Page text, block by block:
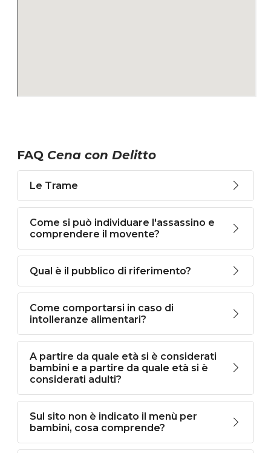
FAQ Cena con Delitto
Le Trame
Come si può individuare l'assassino e
comprendere il movente?
Qual è il pubblico di riferimento?
Come comportarsi in caso di
intolleranze alimentari?
A partire da quale età si è considerati
bambini e a partire da quale età si è
considerati adulti?
Sul sito non è indicato il menù per
bambini, cosa comprende?